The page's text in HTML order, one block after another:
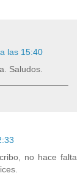
las 15:40
Saludos.
no hace falta